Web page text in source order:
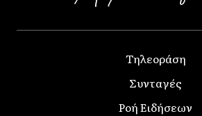
Τηλεοράση
Συνταγές
Ροή Ειδήσεων